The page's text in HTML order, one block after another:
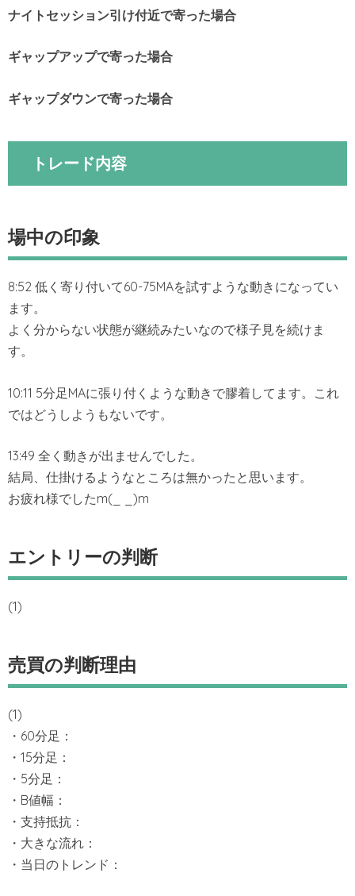
ナイトセッション引け付近で寄った場合
ギャップアップで寄った場合
ギャップダウンで寄った場合
トレード内容
場中の印象
8:52 低く寄り付いて60-75MAを試すような動きになってい
ます。
よく分からない状態が継続みたいなので様子見を続けま
す。
10:11 5分足MAに張り付くような動きで膠着してます。これ
ではどうしようもないです。
13:49 全く動きが出ませんでした。
結局、仕掛けるようなところは無かったと思います。
お疲れ様でしたm(_ _)m
エントリーの判断
(1)
売買の判断理由
(1)
・60分足：
・15分足：
・5分足：
・B値幅：
・支持抵抗：
・大きな流れ：
・当日のトレンド：